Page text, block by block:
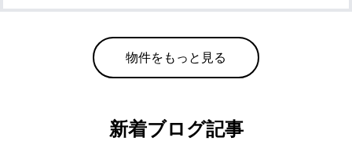
物件をもっと見る
新着ブログ記事